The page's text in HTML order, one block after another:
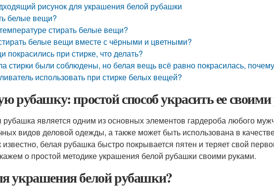
рисунок для украшения белой рубашки
белые вещи?
стирать белые вещи?
белые вещи вместе с чёрными и цветными?
покрасились при стирке, что делать?
стирки были соблюдены, но белая вещь всё равно покрасилась,
использовать при стирке белых вещей?
рубашку: простой способ украсить ее
является одним из основных элементов гардероба любого
видов деловой одежды, а также может быть использована в
белая рубашка быстро покрывается пятен и теряет свой
о простой методике украшения белой рубашки своими руками.
украшения белой рубашки?